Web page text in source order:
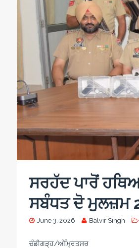
ਸਰਹੱਦ ਪਾਰੋਂ
ਸਬੰਧਤ ਦੋ ਮੁਲਜ਼ਮ
June 3, 2026 Balvir Singh
ਚੰਡੀਗੜ੍ਹ/ਅੰਮ੍ਰਿਤਸਰ